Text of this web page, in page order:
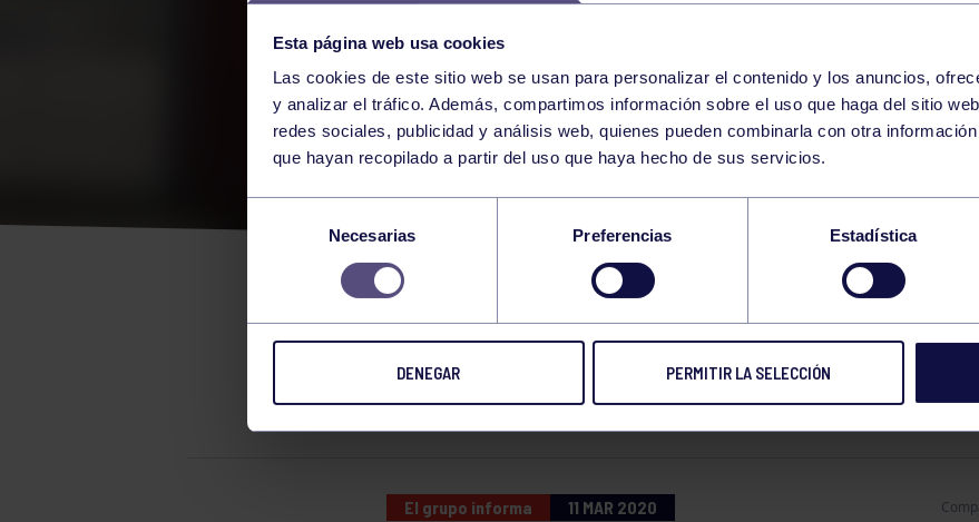
Esta página web usa cookies
Las cookies de este sitio web se usan para personalizar el contenido y los anuncios,
y analizar el tráfico. Además, compartimos información sobre el uso que haga del sitio
redes sociales, publicidad y análisis web, quienes pueden combinarla con otra
que hayan recopilado a partir del uso que haya hecho de sus servicios.
de
consentimiento
Necesarias Preferencias Estadística
DENEGAR PERMITIR LA SELECCIÓN
COMUNICADO AL SOCIO
MEDIDAS ADOPTADAS
COMUNICADO AL SOCIO MEDIDAS ADOPTADAS
El grupo informa 11 MAR 2020